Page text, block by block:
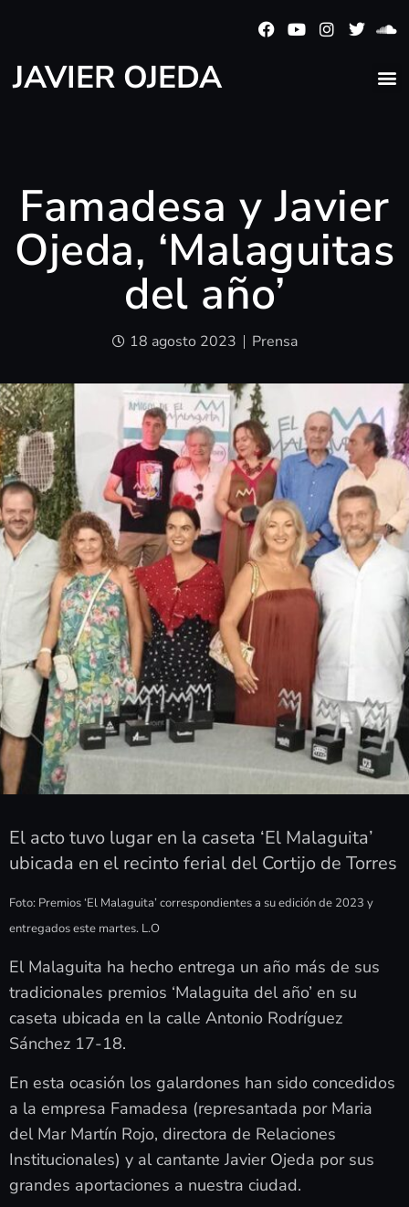
JAVIER OJEDA
Famadesa y Javier
Ojeda, ‘Malaguitas
del año’
18 agosto 2023 Prensa
El acto tuvo lugar en la caseta ‘El Malaguita’
ubicada en el recinto ferial del Cortijo de Torres
Foto: Premios ‘El Malaguita’ correspondientes a su edición de 2023 y
entregados este martes. L.O
El Malaguita ha hecho entrega un año más de sus
tradicionales premios ‘Malaguita del año’ en su
caseta ubicada en la calle Antonio Rodríguez
Sánchez 17-18.
En esta ocasión los galardones han sido concedidos
a la empresa Famadesa (represantada por Maria
del Mar Martín Rojo, directora de Relaciones
Institucionales) y al cantante Javier Ojeda por sus
grandes aportaciones a nuestra ciudad.